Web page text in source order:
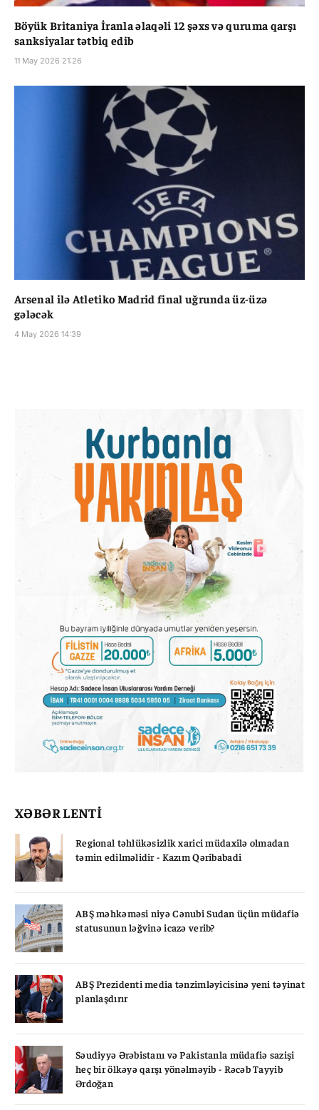
Böyük Britaniya İranla əlaqəli 12 şəxs və quruma qarşı
sanksiyalar tətbiq edib
11 May 2026 21:26
Arsenal ilə Atletiko Madrid final uğrunda üz-üzə
gələcək
4 May 2026 14:39
XƏBƏR LENTİ
Regional təhlükəsizlik xarici müdaxilə olmadan
təmin edilməlidir - Kazım Qəribabadi
ABŞ məhkəməsi niyə Cənubi Sudan üçün müdafiə
statusunun ləğvinə icazə verib?
ABŞ Prezidenti media tənzimləyicisinə yeni təyinat
planlaşdırır
Səudiyyə Ərəbistanı və Pakistanla müdafiə sazişi
heç bir ölkəyə qarşı yönəlməyib - Rəcəb Tayyib
Ərdoğan